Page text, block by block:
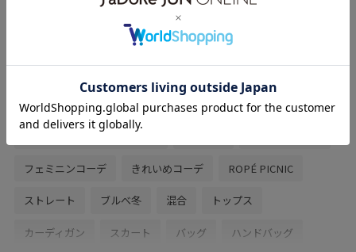
普段23.5センチで、Mサイズでぴったりで
クッション性があり、とても歩きやすかっ
ちゃんとプラスかわいい保証
フェミニンコーデ きれいめコーデ ROPÉ PICNIC
ストレート ブルべ冬 混合 トップス
カーディガン スカート バッグ ハンドバッグ